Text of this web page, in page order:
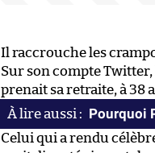
Il raccrouche les
Sur son compte
prenait sa retraite, à 38
Pourquoi
Celui qui a rendu